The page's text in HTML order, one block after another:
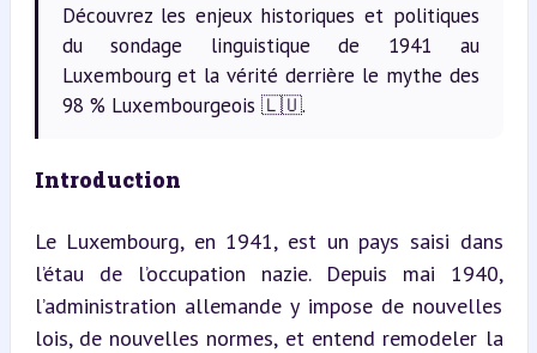
Découvrez les enjeux historiques et politiques
du sondage linguistique de 1941 au
Luxembourg et la vérité derrière le mythe des
98 % Luxembourgeois 🇱🇺.
Introduction
Le Luxembourg, en 1941, est un pays saisi dans
l’étau de l’occupation nazie. Depuis mai 1940,
l’administration allemande y impose de nouvelles
lois, de nouvelles normes, et entend remodeler la